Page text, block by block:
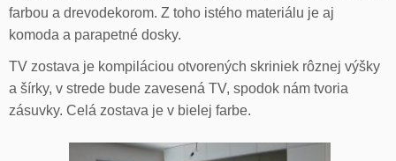
farbou a drevodekorom. Z toho istého materiálu je aj
komoda a parapetné dosky.
TV zostava je kompiláciou otvorených skriniek rôznej výšky
a šírky, v strede bude zavesená TV, spodok nám tvoria
zásuvky. Celá zostava je v bielej farbe.